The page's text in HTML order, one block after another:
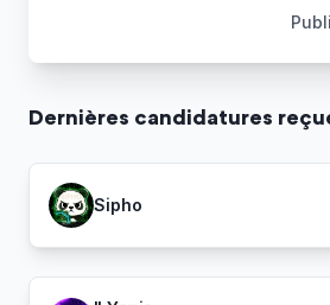
Dernières candidatures
Sipho